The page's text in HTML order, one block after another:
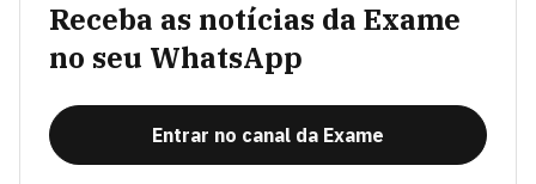
Receba as notícias da Exame
no seu WhatsApp
Entrar no canal da Exame